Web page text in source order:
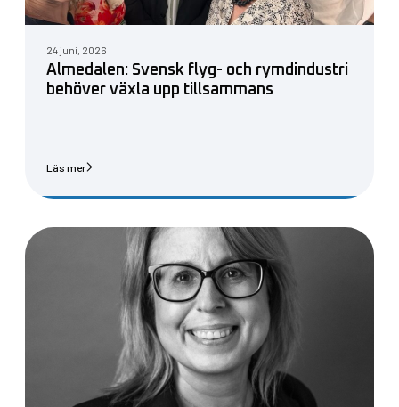
24 juni, 2026
Almedalen: Svensk flyg- och rymdindustri
behöver växla upp tillsammans
Läs mer